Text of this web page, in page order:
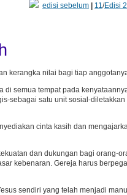
edisi sebelum| 11/Edisi
kerangka nilai bagi tiap
di semua tempat pada
sebagai satu unit sosial-
cinta kasih dan
dan dukungan bagi orang-
kebenaran. Gereja harus
sendiri yang telah menjadi